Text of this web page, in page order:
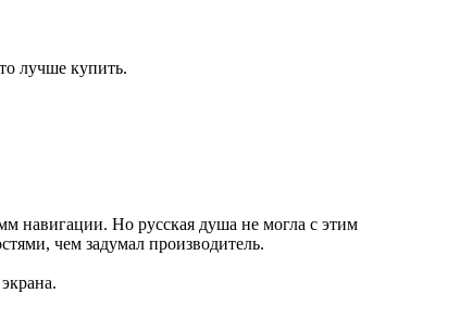
лучше купить.
навигации. Но русская душа не могла с этим
чем задумал производитель.